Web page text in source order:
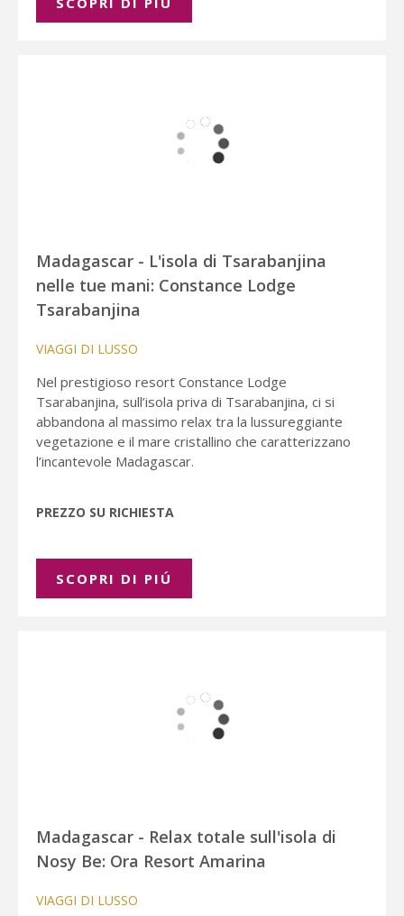
Madagascar - L'isola di Tsarabanjina
nelle tue mani: Constance Lodge
Tsarabanjina
VIAGGI DI LUSSO
Nel prestigioso resort Constance Lodge
Tsarabanjina, sull’isola priva di Tsarabanjina, ci si
abbandona al massimo relax tra la lussureggiante
vegetazione e il mare cristallino che caratterizzano
l’incantevole Madagascar.
PREZZO SU RICHIESTA
SCOPRI DI PIÚ
Madagascar - Relax totale sull'isola di
Nosy Be: Ora Resort Amarina
VIAGGI DI LUSSO